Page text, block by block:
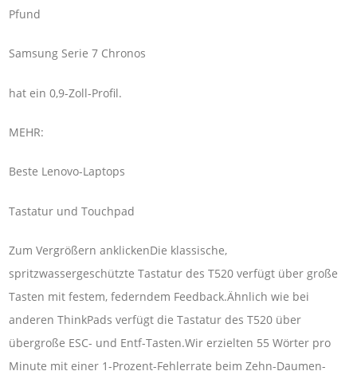
Pfund
Samsung Serie 7 Chronos
hat ein 0,9-Zoll-Profil.
MEHR:
Beste Lenovo-Laptops
Tastatur und Touchpad
Zum Vergrößern anklickenDie klassische,
spritzwassergeschützte Tastatur des T520 verfügt über große
Tasten mit festem, federndem Feedback.Ähnlich wie bei
anderen ThinkPads verfügt die Tastatur des T520 über
übergroße ESC- und Entf-Tasten.Wir erzielten 55 Wörter pro
Minute mit einer 1-Prozent-Fehlerrate beim Zehn-Daumen-